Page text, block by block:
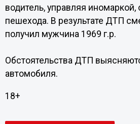
водитель, управляя
пешехода. В результате ДТП
получил мужчина 1969 г.р.
Обстоятельства ДТП
автомобиля.
18+